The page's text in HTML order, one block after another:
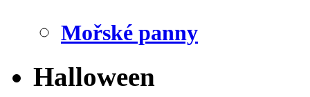
Mořské panny
Halloween